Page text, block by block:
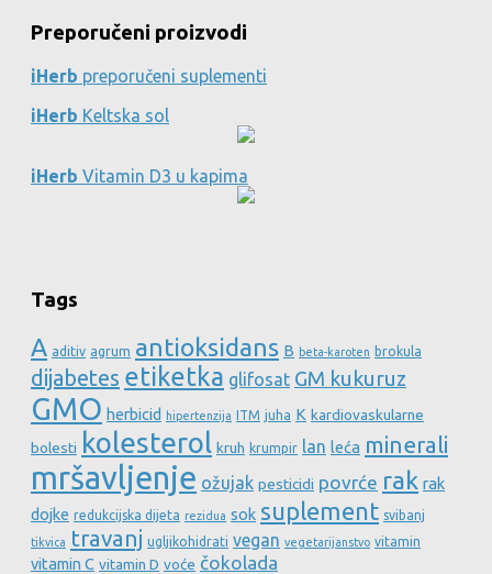
Preporučeni proizvodi
iHerb preporučeni suplementi
iHerb Keltska sol
iHerb Vitamin D3 u kapima
Tags
A aditiv agrum antioksidans B beta-karoten brokula
dijabetes etiketka glifosat GM kukuruz
GMO herbicid hipertenzija ITM juha K kardiovaskularne
bolesti kolesterol kruh krumpir lan leća minerali
mršavljenje ožujak pesticidi povrće rak rak
dojke redukcijska dijeta rezidua sok suplement svibanj
tikvica travanj ugljikohidrati vegan vegetarijanstvo vitamin
vitamin C vitamin D voće čokolada